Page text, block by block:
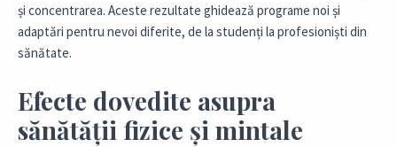
și concentrarea. Aceste rezultate ghidează programe noi și
adaptări pentru nevoi diferite, de la studenți la profesioniști din
sănătate.
Efecte dovedite asupra
sănătății fizice și mintale